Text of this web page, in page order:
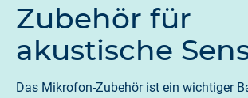
Zubehör für
akustische
Das Mikrofon-Zubehör ist ein wichtiger